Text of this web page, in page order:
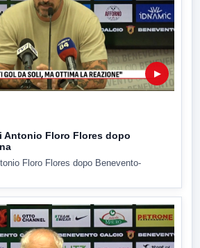
▶
Antonio Floro Flores dopo
Floro Flores dopo Benevento-